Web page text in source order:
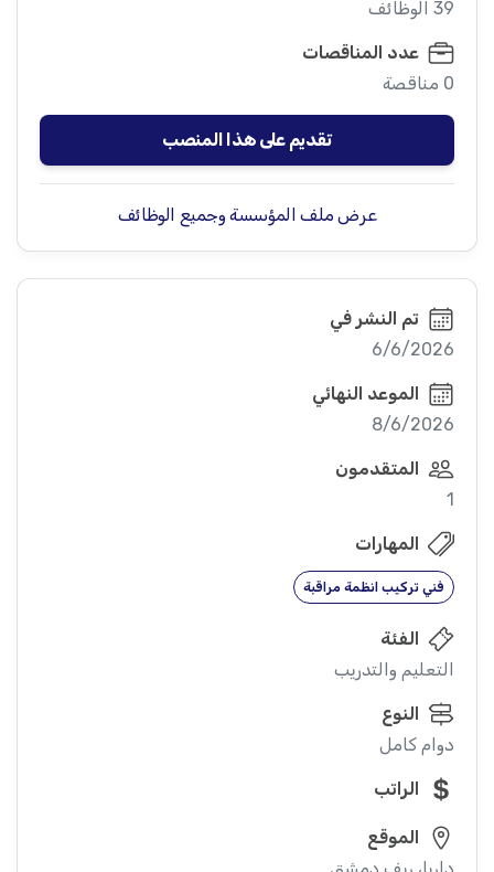
39 الوظائف
عدد المناقصات
0 مناقصة
تقديم على هذا المنصب
عرض ملف المؤسسة وجميع الوظائف
تم النشر في
6/6/2026
الموعد النهائي
8/6/2026
المتقدمون
1
المهارات
فني تركيب انظمة مراقبة
الفئة
التعليم والتدريب
النوع
دوام كامل
الراتب
الموقع